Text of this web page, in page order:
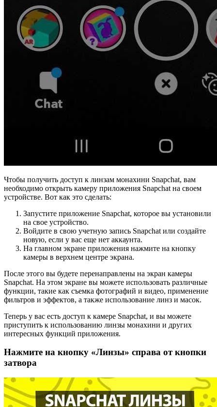
Чтобы получить доступ к линзам монахини Snapchat, вам
необходимо открыть камеру приложения Snapchat на своем
устройстве. Вот как это сделать:
Запустите приложение Snapchat, которое вы установили
на свое устройство.
Войдите в свою учетную запись Snapchat или создайте
новую, если у вас еще нет аккаунта.
На главном экране приложения нажмите на кнопку
камеры в верхнем центре экрана.
После этого вы будете перенаправлены на экран камеры
Snapchat. На этом экране вы можете использовать различные
функции, такие как съемка фотографий и видео, применение
фильтров и эффектов, а также использование линз и масок.
Теперь у вас есть доступ к камере Snapchat, и вы можете
приступить к использованию линзы монахини и других
интересных функций приложения.
Нажмите на кнопку «Линзы» справа от кнопки
затвора